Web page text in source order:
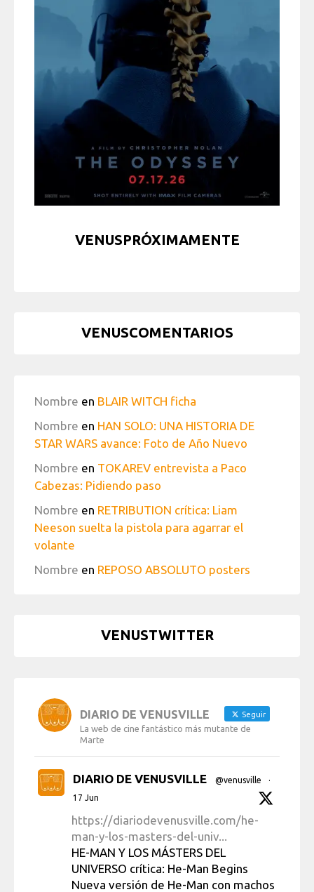
VENUSPRÓXIMAMENTE
VENUSCOMENTARIOS
Nombre en BLAIR WITCH ficha
Nombre en HAN SOLO: UNA HISTORIA DE
STAR WARS avance: Foto de Año Nuevo
Nombre en TOKAREV entrevista a Paco
Cabezas: Pidiendo paso
Nombre en RETRIBUTION crítica: Liam
Neeson suelta la pistola para agarrar el
volante
Nombre en REPOSO ABSOLUTO posters
VENUSTWITTER
DIARIO DE VENUSVILLE Seguir
La web de cine fantástico más mutante de
Marte
DIARIO DE VENUSVILLE @venusville
·
17 Jun
https://diariodevenusville.com/he-
man-y-los-masters-del-univ...
HE-MAN Y LOS MÁSTERS DEL
UNIVERSO crítica: He-Man Begins
Nueva versión de He-Man con machos